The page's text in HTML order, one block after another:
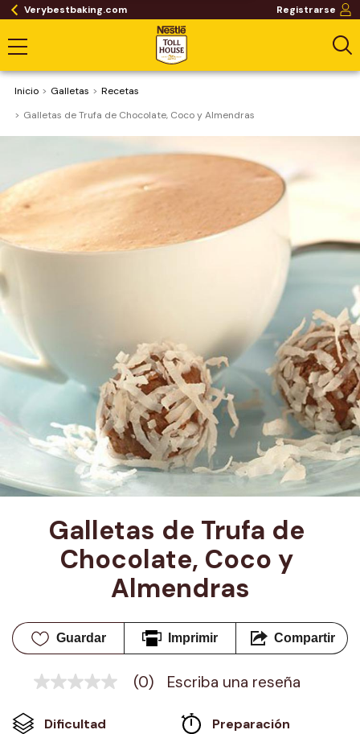
Verybestbaking.com Registrarse
Inicio Galletas
Recetas
Galletas de Trufa de Chocolate, Coco y Almendras
Galletas de Trufa de
Chocolate, Coco y
Almendras
Guardar Imprimir Compartir
Sin
en
(0) Escriba una reseña
Dificultad
Preparación